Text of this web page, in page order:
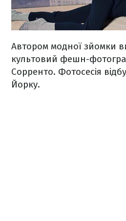
Автором модної зйомки
культовий фешн-
Сорренто. Фотосесія
Йорку.